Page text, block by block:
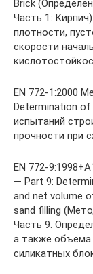
Brick
Часть 1:
плотности,
скорости
EN 772-1:2000
Determination
испытаний
прочности при
EN 772-
— Part 9:
and net volume
sand filling
Часть 9.
а также объема
силикатных